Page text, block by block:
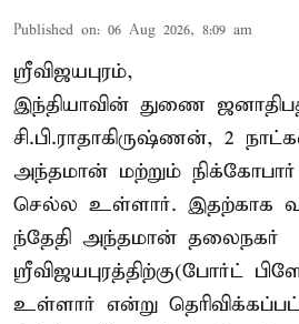
Published on: 06 Aug 2026, 8:09 am
ஸ்ரீவிஜயபுரம்,
இந்தியாவின் துணை
சி.பி.ராதாகிருஷ்ணன், 2
அந்தமான் மற்றும் நிக்கோபார்
செல்ல உள்ளார். இதற்காக
ந்தேதி அந்தமான் தலைநகர்
ஸ்ரீவிஜயபுரத்திற்கு(போர்ட்
உள்ளார் என்று